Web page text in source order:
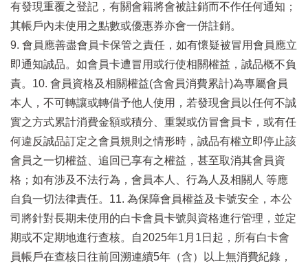
有發現重覆之登記，有關會籍將會被註銷而不作任何通知；
其帳戶內未使用之點數或優惠券亦會一併註銷。
9. 會員應善盡會員卡保管之責任，如有懷疑被冒用會員應立
即通知誠品。如會員卡遭冒用或行使相關權益，誠品概不負
責。10. 會員資格及相關權益(含會員消費累計)為專屬會員
本人，不可轉讓或轉借予他人使用，若發現會員以任何不誠
實之方式累計消費金額或積分、重製或仿冒會員卡，或有任
何違反誠品訂定之會員規則之情形時，誠品有權立即停止該
會員之一切權益、追回已享有之權益，甚至取消其會員資
格；如有涉及不法行為，會員本人、行為人及相關人 等應
自負一切法律責任。11. 為保障會員權益及卡號安全，本公
司將針對長期未使用的白卡會員卡號與資格進行管理，並定
期或不定期地進行查核。自2025年1月1日起，所有白卡會
員帳戶在查核日往前回溯連續5年（含）以上無消費紀錄，